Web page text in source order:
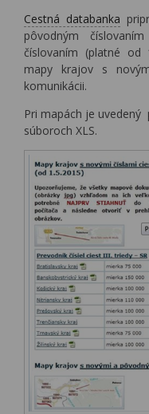
Cestná databanka
pôvodným
číslovaním (platné
mapy krajov s
komunikácii.
Pri mapách je uvedený
súboroch XLS.